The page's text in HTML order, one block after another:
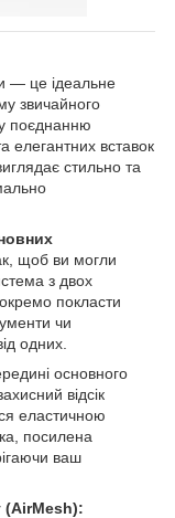
— це ідеальне
звичайного
поєднанню
елегантних вставок
стильно та
щоб ви могли
з двох
покласти
чи
одних.
основного
відсік
еластичною
посилена
ваш
(AirMesh):